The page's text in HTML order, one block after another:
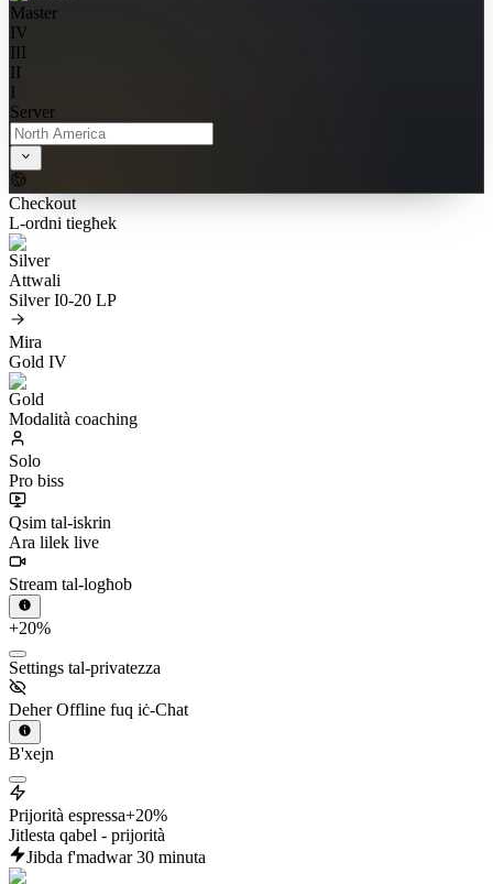
Master
IV
III
II
I
Server
Checkout
L-ordni tiegħek
Attwali
Silver I0-20 LP
Mira
Gold IV
Modalità coaching
Solo
Pro biss
Qsim tal-iskrin
Ara lilek live
Stream tal-logħob
+20%
Settings tal-privatezza
Deher Offline fuq iċ-Chat
B'xejn
Prijorità espressa+20%
Jitlesta qabel - prijorità
Jibda f'madwar 30 minuta